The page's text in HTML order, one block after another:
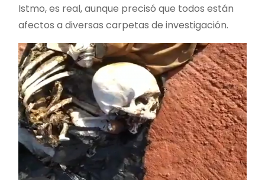
Istmo, es real, aunque precisó que todos están
afectos a diversas carpetas de investigación.